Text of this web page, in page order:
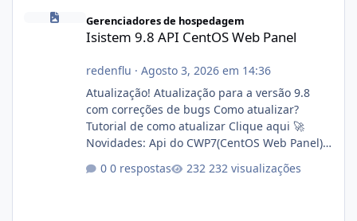
Isistem 9.8 API CentOS Web Panel
Gerenciadores de hospedagem
Isistem 9.8 API CentOS Web Panel
redenflu · Agosto 3, 2026 em 14:36
Atualização! Atualização para a versão 9.8
com correções de bugs Como atualizar?
Tutorial de como atualizar Clique aqui 🚀
Novidades: Api do CWP7(CentOS Web Panel)
autorizado a usasr o isistem:
0 respostas 232 visualizações